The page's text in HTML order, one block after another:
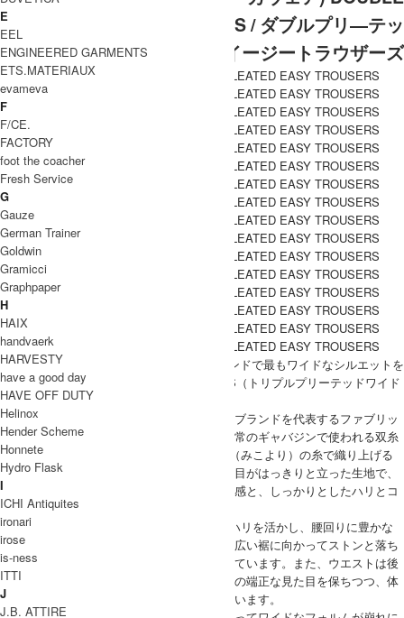
PLEATED EASY TROUSERS / ダブルプリ―テッ
ド イージートラウザーズ
MARKAWARE（マーカウェア）より、ブランドで最もワイドなシルエットを
持つ『TRIPLE PLEATED WIDE TROUSERS（トリプルプリーテッドワイド
トラウザーズ）』。
生地には、オーガニックコットンを使用したブランドを代表するファブリッ
クのひとつ「サバイバルクロス」を採用。通常のギャバジンで使われる双糸
ではなく、3本の糸を撚り合わせた三子撚り（みこより）の糸で織り上げる
ことで、適度な厚みと高い耐久性を実現。綾目がはっきりと立った生地で、
強撚糸ならではのジャリっとしたドライな質感と、しっかりとしたハリとコ
シが特徴です。
フロントに配された3本のプリーツが生地のハリを活かし、腰回りに豊かな
立体感を生み出しています。そこから裾幅の広い裾に向かってストンと落ち
る、迫力のあるワイドシルエットに設計されています。また、ウエストは後
ろ身頃のみゴム仕様になっており、正面からの端正な見た目を保ちつつ、体
へのフィット感と動作時の快適さを両立しています。
E
EEL
ENGINEERED GARMENTS
ETS.MATERIAUX
evameva
F
F/CE.
FACTORY
foot the coacher
Fresh Service
G
Gauze
German Trainer
Goldwin
Gramicci
Graphpaper
H
HAIX
handvaerk
HARVESTY
have a good day
HAVE OFF DUTY
Helinox
Hender Scheme
Honnete
Hydro Flask
I
ICHI Antiquites
ironari
irose
is-ness
ITTI
J
J.B. ATTIRE